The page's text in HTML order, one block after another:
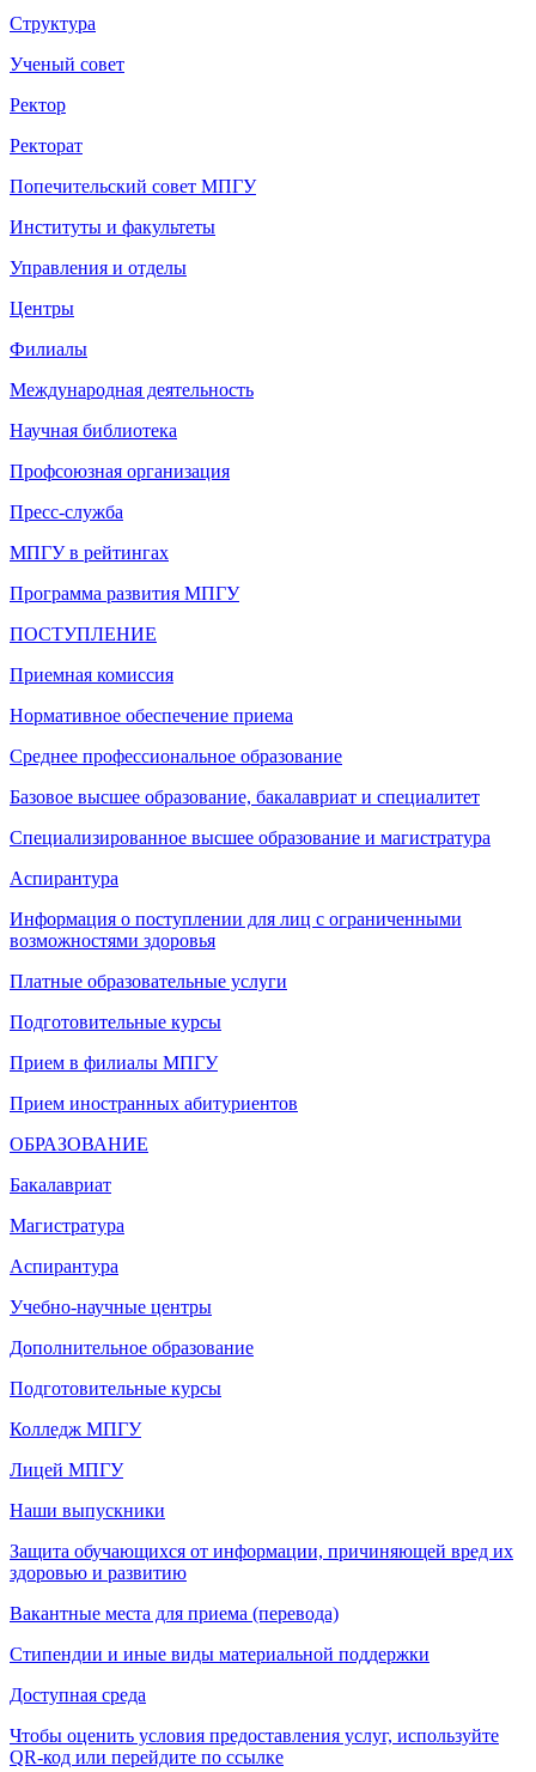
Структура
Ученый совет
Ректор
Ректорат
Попечительский совет МПГУ
Институты и факультеты
Управления и отделы
Центры
Филиалы
Международная деятельность
Научная библиотека
Профсоюзная организация
Пресс-служба
МПГУ в рейтингах
Программа развития МПГУ
ПОСТУПЛЕНИЕ
Приемная комиссия
Нормативное обеспечение приема
Среднее профессиональное образование
Базовое высшее образование, бакалавриат и специалитет
Специализированное высшее образование и магистратура
Аспирантура
Информация о поступлении для лиц с ограниченными
возможностями здоровья
Платные образовательные услуги
Подготовительные курсы
Прием в филиалы МПГУ
Прием иностранных абитуриентов
ОБРАЗОВАНИЕ
Бакалавриат
Магистратура
Аспирантура
Учебно-научные центры
Дополнительное образование
Подготовительные курсы
Колледж МПГУ
Лицей МПГУ
Наши выпускники
Защита обучающихся от информации, причиняющей вред их
здоровью и развитию
Вакантные места для приема (перевода)
Стипендии и иные виды материальной поддержки
Доступная среда
Чтобы оценить условия предоставления услуг, используйте
QR-код или перейдите по ссылке